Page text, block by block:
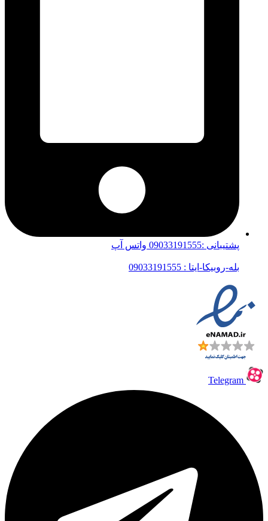
پشتیبانی :09033191555 واتس آپ
بله-روبیکا-ایتا : 09033191555
Telegram